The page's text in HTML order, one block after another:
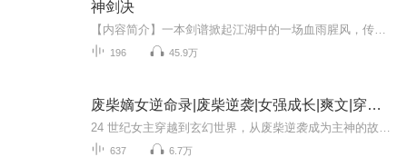
神剑决
196 45.9万
废柴嫡女逆命录|废柴逆袭|女强成长|爽文|穿越玄幻
637 6.7万